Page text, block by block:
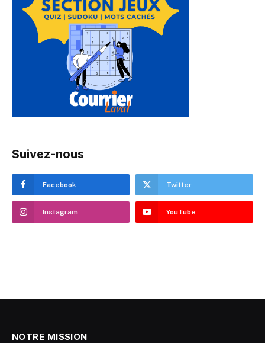
Suivez-nous
Facebook Twitter
Instagram YouTube
NOTRE MISSION